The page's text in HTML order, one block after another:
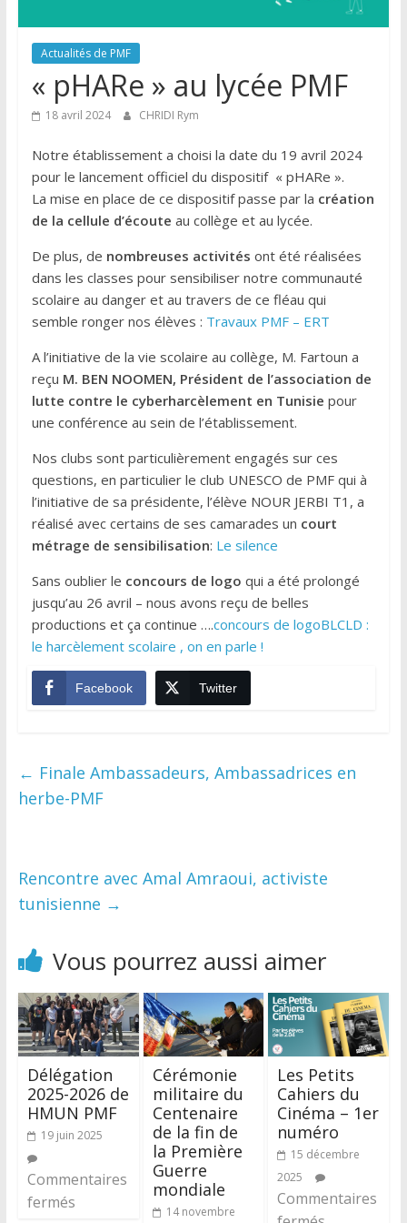
Actualités de PMF
« pHARe » au lycée PMF
18 avril 2024 CHRIDI Rym
Notre établissement a choisi la date du 19 avril 2024
pour le lancement officiel du dispositif « pHARe ».
La mise en place de ce dispositif passe par la création
de la cellule d’écoute au collège et au lycée.
De plus, de nombreuses activités ont été réalisées
dans les classes pour sensibiliser notre communauté
scolaire au danger et au travers de ce fléau qui
semble ronger nos élèves : Travaux PMF – ERT
A l’initiative de la vie scolaire au collège, M. Fartoun a
reçu M. BEN NOOMEN, Président de l’association de
lutte contre le cyberharcèlement en Tunisie pour
une conférence au sein de l’établissement.
Nos clubs sont particulièrement engagés sur ces
questions, en particulier le club UNESCO de PMF qui à
l’initiative de sa présidente, l’élève NOUR JERBI T1, a
réalisé avec certains de ses camarades un court
métrage de sensibilisation: Le silence
Sans oublier le concours de logo qui a été prolongé
jusqu’au 26 avril – nous avons reçu de belles
productions et ça continue ….concours de logoBLCLD :
le harcèlement scolaire , on en parle !
Facebook Twitter
← Finale Ambassadeurs, Ambassadrices en
herbe-PMF
Rencontre avec Amal Amraoui, activiste
tunisienne →
Vous pourrez aussi aimer
Délégation
2025-2026 de
HMUN PMF
19 juin 2025
Commentaires
fermés
Cérémonie
militaire du
Centenaire
de la fin de
la Première
Guerre
mondiale
14 novembre
Les Petits
Cahiers du
Cinéma – 1er
numéro
15 décembre
2025
Commentaires